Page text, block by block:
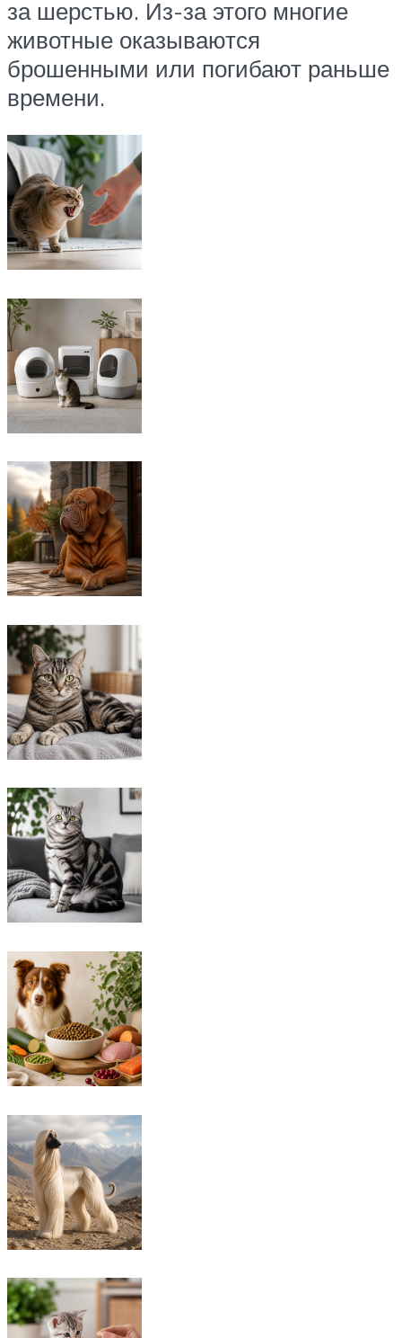
за шерстью. Из-за этого многие
животные оказываются
брошенными или погибают раньше
времени.